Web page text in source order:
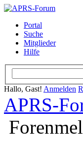
Portal
Suche
Mitglieder
Hilfe
Hallo, Gast! Anmelden
APRS-